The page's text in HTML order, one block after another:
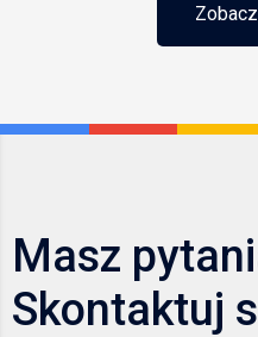
Masz
Skontaktuj